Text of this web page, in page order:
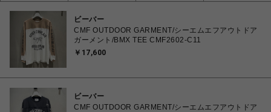
ビーバー
CMF OUTDOOR GARMENT/シーエムエフアウトドア
ガーメント/BMX TEE CMF2602-C11
￥17,600
ビーバー
CMF OUTDOOR GARMENT/シーエムエフアウトドア